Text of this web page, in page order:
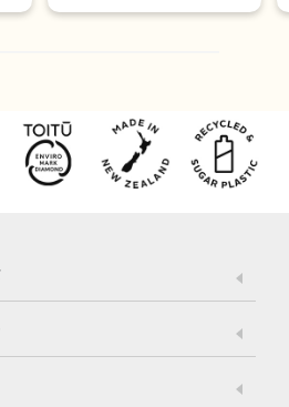
ストーリー
だわり
動物実験をしない